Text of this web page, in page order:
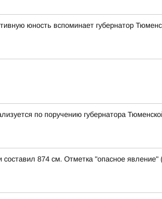
юность вспоминает губернатор
по поручению губернатора
составил 874 см. Отметка "опасное